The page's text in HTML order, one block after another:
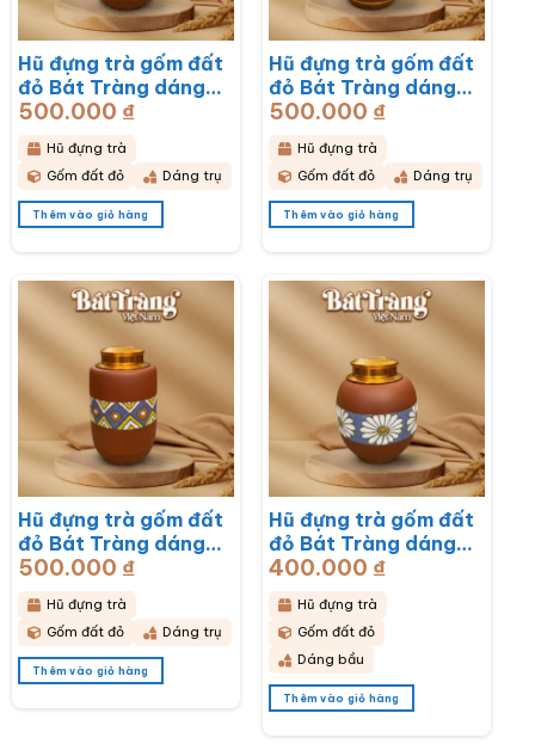
Hũ đựng trà gốm đất
đỏ Bát Tràng dáng
trụ hoạ tiết hoa mai
trắng BT-HĐT13
500.000 ₫
Hũ đựng trà
Gốm đất đỏ
Dáng trụ
Thêm vào giỏ hàng
Hũ đựng trà gốm đất
đỏ Bát Tràng dáng
trụ hoạ tiết hoa sen
BT-HĐT12
500.000 ₫
Hũ đựng trà
Gốm đất đỏ
Dáng trụ
Thêm vào giỏ hàng
Hũ đựng trà gốm đất
đỏ Bát Tràng dáng
bầu hoạ tiết thổ cẩm
BT-HĐT11
500.000 ₫
Hũ đựng trà
Gốm đất đỏ
Dáng trụ
Thêm vào giỏ hàng
Hũ đựng trà gốm đất
đỏ Bát Tràng dáng
bầu hoạ tiết hoa cúc
hoạ mi trắng BT-
HĐT10
400.000 ₫
Hũ đựng trà
Gốm đất đỏ
Dáng bầu
Thêm vào giỏ hàng